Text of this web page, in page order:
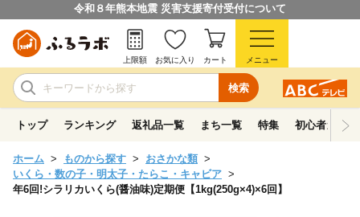
令和８年熊本地震 災害支援寄付受付について
検索
上限額 お気に入り カート メニュー
トップ ランキング 返礼品一覧 まち一覧 特集 初心者ガイド
ホーム ものから探す
おさかな類
いくら・数の子・明太子・たらこ・キャビア
年6回!シラリカいくら(醤油味)定期便【1kg(250g×4)×6回】